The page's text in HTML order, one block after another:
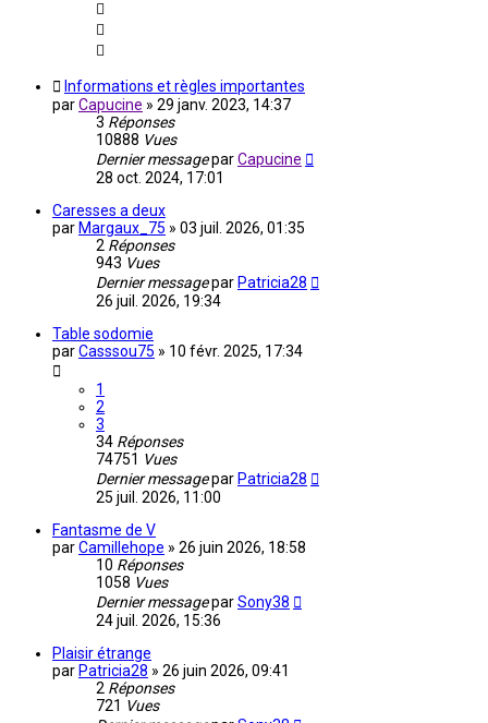
Informations et règles importantes
parCapucine » 29 janv. 2023, 14:37
3 Réponses
10888 Vues
Dernier messageparCapucine
28 oct. 2024, 17:01
Caresses a deux
par Margaux_75 » 03 juil. 2026, 01:35
2 Réponses
943 Vues
Dernier messagepar Patricia28
26 juil. 2026, 19:34
Table sodomie
parCasssou75 » 10 févr. 2025, 17:34
1
2
3
34 Réponses
74751 Vues
Dernier messagepar Patricia28
25 juil. 2026, 11:00
Fantasme de V
parCamillehope » 26 juin 2026, 18:58
10 Réponses
1058 Vues
Dernier messageparSony38
24 juil. 2026, 15:36
Plaisir étrange
par Patricia28 » 26 juin 2026, 09:41
2 Réponses
721 Vues